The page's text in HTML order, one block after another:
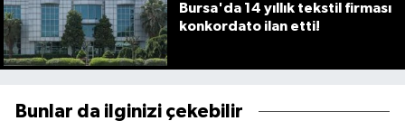
Bursa'da 14 yıllık tekstil firması
konkordato ilan etti!
Bunlar da ilginizi çekebilir